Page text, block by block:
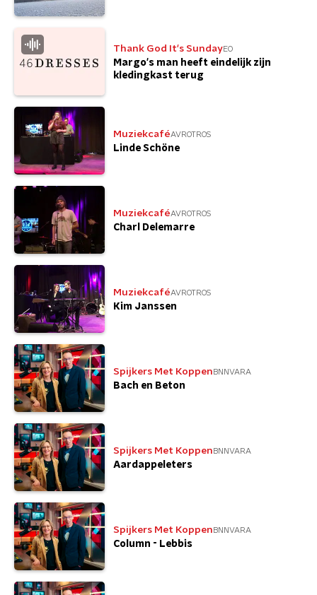
Thank God It's SundayEO
Margo's man heeft eindelijk zijn
kledingkast terug
MuziekcaféAVROTROS
Linde Schöne
MuziekcaféAVROTROS
Charl Delemarre
MuziekcaféAVROTROS
Kim Janssen
Spijkers Met Koppen BNNVARA
Bach en Beton
Spijkers Met Koppen BNNVARA
Aardappeleters
Spijkers Met Koppen BNNVARA
Column - Lebbis